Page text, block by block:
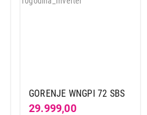
GORENJE WNGPI 72 SBS
29.999,00